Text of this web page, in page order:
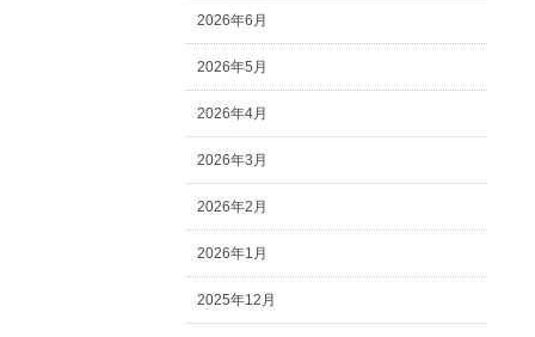
2026年6月
2026年5月
2026年4月
2026年3月
2026年2月
2026年1月
2025年12月